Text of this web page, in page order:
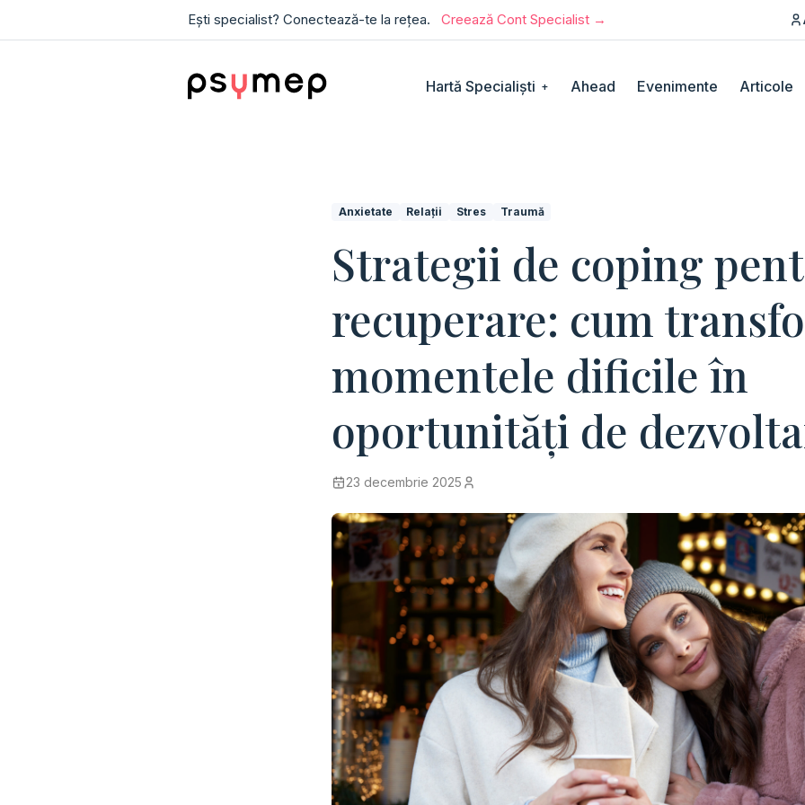
Ești specialist? Conectează-te la rețea. Creează Cont Specialist →
Hartă Specialiști + Ahead Evenimente Articole
Anxietate Relații Stres Traumă
Strategii de coping
recuperare: cum
momentele dificile în
oportunități de
23 decembrie 2025